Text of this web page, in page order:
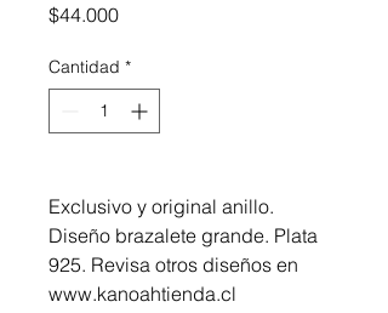
$44.000Precio
Cantidad *
Exclusivo y original anillo.
Diseño brazalete grande. Plata
925. Revisa otros diseños en
www.kanoahtienda.cl